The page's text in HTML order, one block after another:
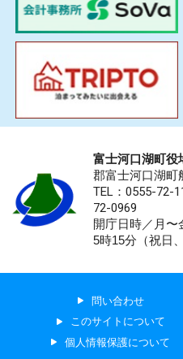
富士河口湖町役
郡富士河口湖町
TEL：0555-72-
72-0969
開庁日時／月
5時15分（祝日
問い合わせ
このサイトについて
個人情報保護について